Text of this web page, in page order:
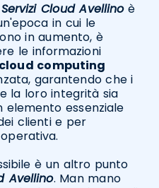
Servizi Cloud Avellinoè
in cui le
in aumento, è
le informazioni
cloud computing
garantendo che i
la loro integrità sia
elemento essenziale
clienti e per
è un altro punto
Avellino. Man mano